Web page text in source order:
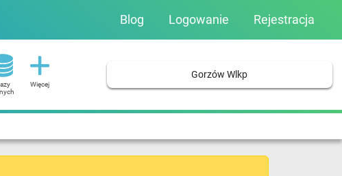
Blog Logowanie Rejestracja
Więcej
Gorzów Wlkp